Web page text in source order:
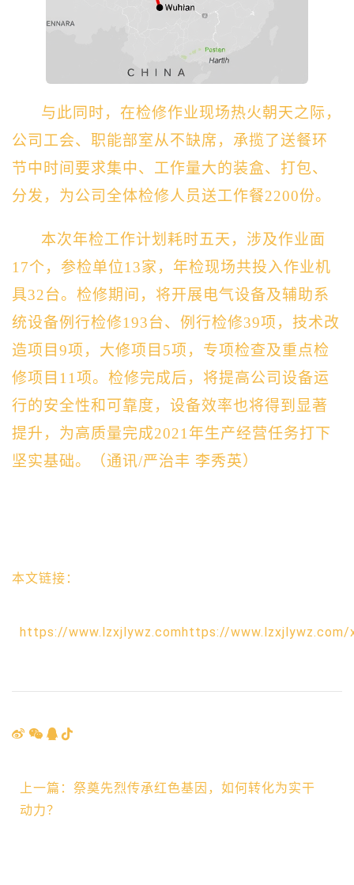
与此同时，在检修作业现场热火朝天之际，
公司工会、职能部室从不缺席，承揽了送餐环
节中时间要求集中、工作量大的装盒、打包、
分发，为公司全体检修人员送工作餐2200份。
本次年检工作计划耗时五天，涉及作业面
17个，参检单位13家，年检现场共投入作业机
具32台。检修期间，将开展电气设备及辅助系
统设备例行检修193台、例行检修39项，技术改
造项目9项，大修项目5项，专项检查及重点检
修项目11项。检修完成后，将提高公司设备运
行的安全性和可靠度，设备效率也将得到显著
提升，为高质量完成2021年生产经营任务打下
坚实基础。（通讯/严治丰 李秀英）
本文链接：
https://www.lzxjlywz.comhttps://www.lzxjlywz.com/
上一篇：祭奠先烈传承红色基因，如何转化为实干
动力？